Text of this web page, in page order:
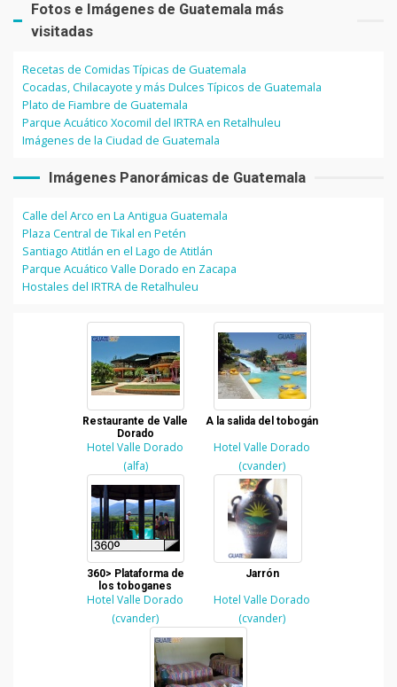
Fotos e Imágenes de Guatemala más
visitadas
Recetas de Comidas Típicas de Guatemala
Cocadas, Chilacayote y más Dulces Típicos de Guatemala
Plato de Fiambre de Guatemala
Parque Acuático Xocomil del IRTRA en Retalhuleu
Imágenes de la Ciudad de Guatemala
Imágenes Panorámicas de Guatemala
Calle del Arco en La Antigua Guatemala
Plaza Central de Tikal en Petén
Santiago Atitlán en el Lago de Atitlán
Parque Acuático Valle Dorado en Zacapa
Hostales del IRTRA de Retalhuleu
Restaurante de Valle
Dorado
Hotel Valle Dorado
(alfa)
A la salida del tobogán
Hotel Valle Dorado
(cvander)
360> Plataforma de
los toboganes
Hotel Valle Dorado
(cvander)
Jarrón
Hotel Valle Dorado
(cvander)